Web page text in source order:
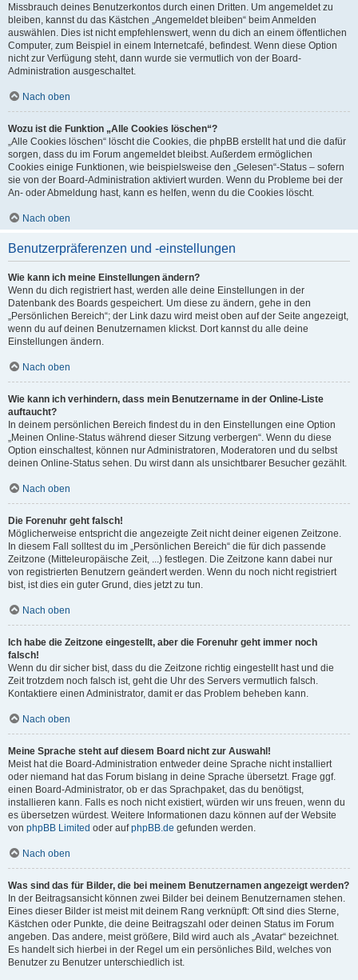
Missbrauch deines Benutzerkontos durch einen Dritten. Um angemeldet zu
bleiben, kannst du das Kästchen „Angemeldet bleiben“ beim Anmelden
auswählen. Dies ist nicht empfehlenswert, wenn du dich an einem öffentlichen
Computer, zum Beispiel in einem Internetcafé, befindest. Wenn diese Option
nicht zur Verfügung steht, dann wurde sie vermutlich von der Board-
Administration ausgeschaltet.
Nach oben
Wozu ist die Funktion „Alle Cookies löschen“?
„Alle Cookies löschen“ löscht die Cookies, die phpBB erstellt hat und die dafür
sorgen, dass du im Forum angemeldet bleibst. Außerdem ermöglichen
Cookies einige Funktionen, wie beispielsweise den „Gelesen“-Status – sofern
sie von der Board-Administration aktiviert wurden. Wenn du Probleme bei der
An- oder Abmeldung hast, kann es helfen, wenn du die Cookies löscht.
Nach oben
Benutzerpräferenzen und -einstellungen
Wie kann ich meine Einstellungen ändern?
Wenn du dich registriert hast, werden alle deine Einstellungen in der
Datenbank des Boards gespeichert. Um diese zu ändern, gehe in den
„Persönlichen Bereich“; der Link dazu wird meist oben auf der Seite angezeigt,
wenn du auf deinen Benutzernamen klickst. Dort kannst du alle deine
Einstellungen ändern.
Nach oben
Wie kann ich verhindern, dass mein Benutzername in der Online-Liste
auftaucht?
In deinem persönlichen Bereich findest du in den Einstellungen eine Option
„Meinen Online-Status während dieser Sitzung verbergen“. Wenn du diese
Option einschaltest, können nur Administratoren, Moderatoren und du selbst
deinen Online-Status sehen. Du wirst dann als unsichtbarer Besucher gezählt.
Nach oben
Die Forenuhr geht falsch!
Möglicherweise entspricht die angezeigte Zeit nicht deiner eigenen Zeitzone.
In diesem Fall solltest du im „Persönlichen Bereich“ die für dich passende
Zeitzone (Mitteleuropäische Zeit, ...) festlegen. Die Zeitzone kann dabei nur
von registrierten Benutzern geändert werden. Wenn du noch nicht registriert
bist, ist dies ein guter Grund, dies jetzt zu tun.
Nach oben
Ich habe die Zeitzone eingestellt, aber die Forenuhr geht immer noch
falsch!
Wenn du dir sicher bist, dass du die Zeitzone richtig eingestellt hast und die
Zeit trotzdem noch falsch ist, geht die Uhr des Servers vermutlich falsch.
Kontaktiere einen Administrator, damit er das Problem beheben kann.
Nach oben
Meine Sprache steht auf diesem Board nicht zur Auswahl!
Meist hat die Board-Administration entweder deine Sprache nicht installiert
oder niemand hat das Forum bislang in deine Sprache übersetzt. Frage ggf.
einen Board-Administrator, ob er das Sprachpaket, das du benötigst,
installieren kann. Falls es noch nicht existiert, würden wir uns freuen, wenn du
es übersetzen würdest. Weitere Informationen dazu können auf der Website
von phpBB Limited oder aufphpBB.de gefunden werden.
Nach oben
Was sind das für Bilder, die bei meinem Benutzernamen angezeigt werden?
In der Beitragsansicht können zwei Bilder bei deinem Benutzernamen stehen.
Eines dieser Bilder ist meist mit deinem Rang verknüpft: Oft sind dies Sterne,
Kästchen oder Punkte, die deine Beitragszahl oder deinen Status im Forum
angeben. Das andere, meist größere, Bild wird auch als „Avatar“ bezeichnet.
Es handelt sich hierbei in der Regel um ein persönliches Bild, welches von
Benutzer zu Benutzer unterschiedlich ist.